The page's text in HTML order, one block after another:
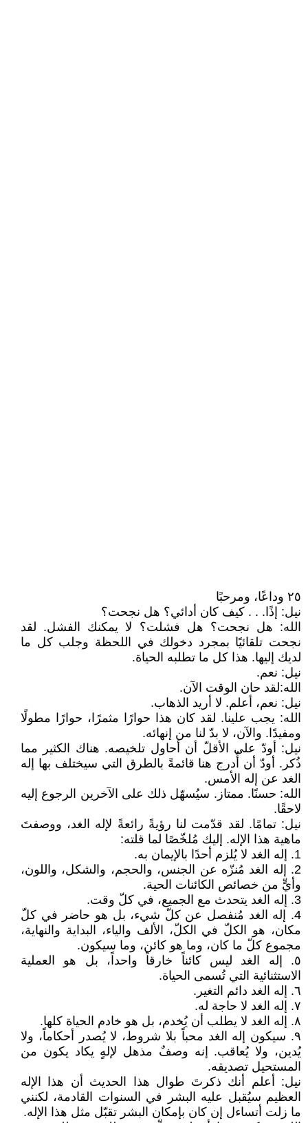
٢٥ وداعًا، ومرحبًا
نيل: إذًا. . . كيف كان أدائي؟ هل نجحت؟
الله: هل نجحت؟ هل فشلت؟ لا يمكنك الفشل. لقد
نجحت تلقائيًا بمجرد دخولك في اللحظة وجلب كل ما
لديك إليها. هذا كل ما تطلبه الحياة.
نيل: نعم.
الله:لقد حان الوقت الآن.
نيل: نعم، أعلم. لا أريد الذهاب.
الله: يجب علينا. لقد كان هذا حوارًا مثمرًا، حوارًا مطولًا
ومفيدًا. والآن، لا بدّ لنا من إنهائه.
نيل: أودّ على الأقلّ أن أحاول تلخيصه. هناك الكثير مما
ذُكر. أودّ أن أُدرج هنا قائمةً بالطرق التي سيختلف بها إله
الغد عن إله الأمس.
الله: حسنًا. ممتاز. سيُسهّل ذلك على الآخرين الرجوع إليه
لاحقًا.
نيل: تمامًا. لقد قدّمت لنا رؤيةً رائعةً لإله الغد، ووصفتَ
ماهية هذا الإله. إليك مُلخّصًا لما قلته:
1. إله الغد لا يُلزم أحدًا بالإيمان به.
2. إله الغد مُنزّه عن الجنس، والحجم، والشكل، واللون،
وأيٍّ من خصائص الكائنات الحية.
3. إله الغد يتحدث مع الجميع، في كلّ وقت.
4. إله الغد مُنفصل عن كلّ شيء، بل هو حاضر في كلّ
مكان، هو الكلّ في الكلّ، الألف والياء، البداية والنهاية،
مجموع كلّ ما كان، وما هو كائن، وما سيكون.
٥. إله الغد ليس كائناً خارقاً واحداً، بل هو العملية
الاستثنائية التي تُسمى الحياة.
٦. إله الغد دائم التغير.
٧. إله الغد لا حاجة له.
٨. إله الغد لا يطلب أن يُخدم، بل هو خادم الحياة كلها.
٩. سيكون إله الغد محباً بلا شروط، لا يُصدر أحكاماً، ولا
يُدين، ولا يُعاقب. إنه وصفٌ مذهل لإلهٍ يكاد يكون من
المستحيل تصديقه.
نيل: أعلم أنك ذكرتَ طوال هذا الحديث أن هذا الإله
العظيم سيُقبل عليه البشر في السنوات القادمة، لكنني
ما زلت أتساءل إن كان بإمكان البشر تقبّل مثل هذا الإله.